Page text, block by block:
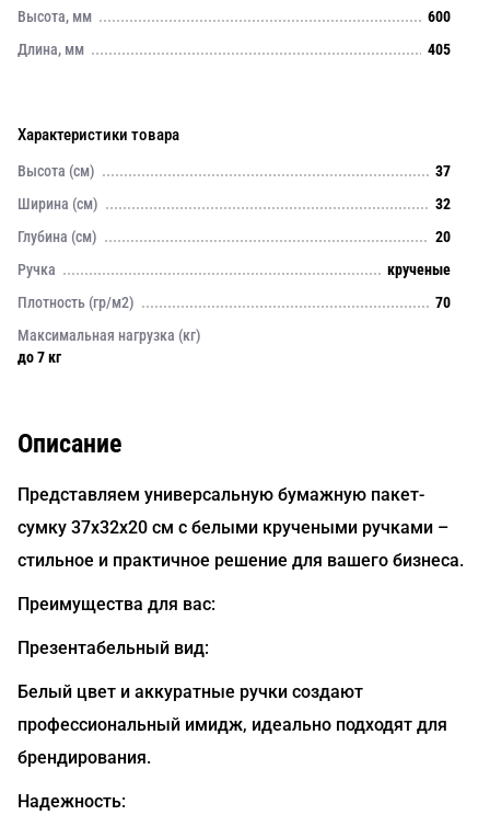
Высота, мм
600
Длина, мм
405
Характеристики товара
Высота (см)
37
Ширина (см)
32
Глубина (см)
20
Ручка
крученые
Плотность (гр/м2)
70
Максимальная нагрузка (кг)
до 7 кг
Описание
Представляем универсальную бумажную пакет-
сумку 37х32х20 см с белыми кручеными ручками –
стильное и практичное решение для вашего бизнеса.
Преимущества для вас:
Презентабельный вид:
Белый цвет и аккуратные ручки создают
профессиональный имидж, идеально подходят для
брендирования.
Надежность: